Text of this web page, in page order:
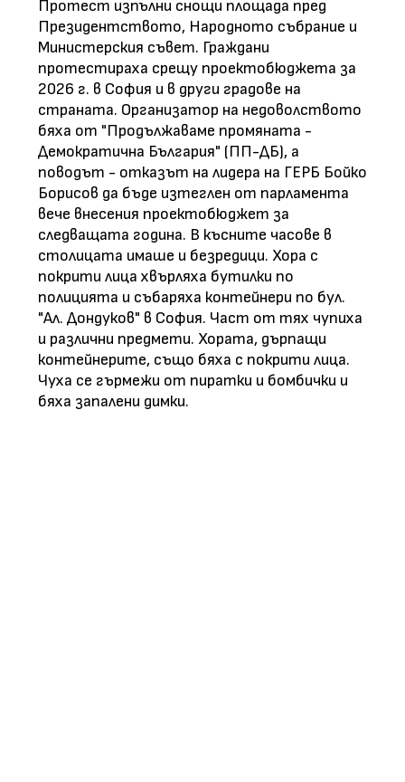
Протест изпълни снощи площада пред
Президентството, Народното събрание и
Министерския съвет. Граждани
протестираха срещу проектобюджета за
2026 г. в София и в други градове на
страната. Организатор на недоволството
бяха от "Продължаваме промяната -
Демократична България" (ПП-ДБ), а
поводът - отказът на лидера на ГЕРБ Бойко
Борисов да бъде изтеглен от парламента
вече внесения проектобюджет за
следващата година. В късните часове в
столицата имаше и безредици. Хора с
покрити лица хвърляха бутилки по
полицията и събаряха контейнери по бул.
"Ал. Дондуков" в София. Част от тях чупиха
и различни предмети. Хората, дърпащи
контейнерите, също бяха с покрити лица.
Чуха се гърмежи от пиратки и бомбички и
бяха запалени димки.